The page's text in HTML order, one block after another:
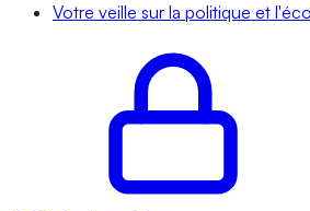
Votre veille sur la politique et